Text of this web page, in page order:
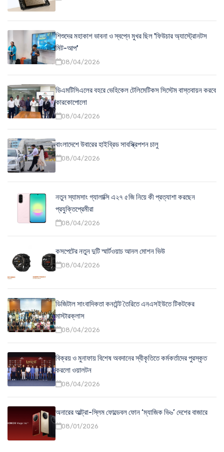
শিশুদের মহাকাশ ভাবনা ও স্বপ্নে মুখর ছিল 'ফিউচার অ্যাস্ট্রোনটস
মিট-আপ'
08/04/2026
ডিএমটিসিএলের বহরে ভেহিকেল টেলিমেটিকস সিস্টেম বাস্তবায়ন করবে
কারকোপোলো
08/04/2026
বাংলাদেশে উবারের হাইব্রিড সাবস্ক্রিপশন চালু
08/04/2026
নতুন স্যামসাং গ্যালাক্সি এ২৭ ৫জি নিয়ে কী প্রত্যাশা করছেন
প্রযুক্তিপ্রেমীরা
08/04/2026
কসপেটের নতুন দুটি স্মার্টওয়াচ আনল মোশন ভিউ
08/04/2026
ডিজিটাল সাংবাদিকতা কনটেন্ট তৈরিতে এনএসইউতে টিকটকের
মাস্টারক্লাস
08/04/2026
বিক্রয় ও মুনাফায় বিশেষ অবদানের স্বীকৃতিতে কর্মকর্তাদের পুরস্কৃত
করলো ওয়ালটন
08/04/2026
অনারের আল্ট্রা-স্লিম ফোল্ডেবল ফোন ‘ম্যাজিক ভি৬’ দেশের বাজারে
08/01/2026